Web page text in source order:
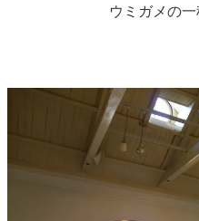
ウミガメの一